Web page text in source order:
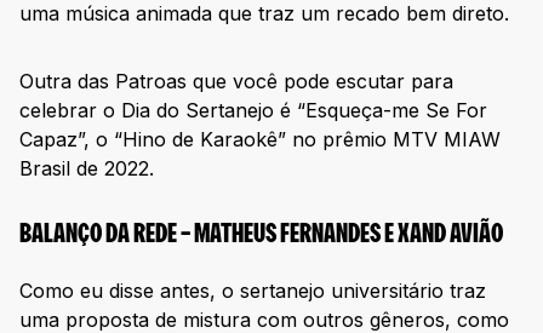
uma música animada que traz um recado bem direto.
Outra das Patroas que você pode escutar para
celebrar o Dia do Sertanejo é “Esqueça-me Se For
Capaz”, o “Hino de Karaokê” no prêmio MTV MIAW
Brasil de 2022.
BALANÇO DA REDE – MATHEUS FERNANDES E XAND AVIÃO
Como eu disse antes, o sertanejo universitário traz
uma proposta de mistura com outros gêneros, como